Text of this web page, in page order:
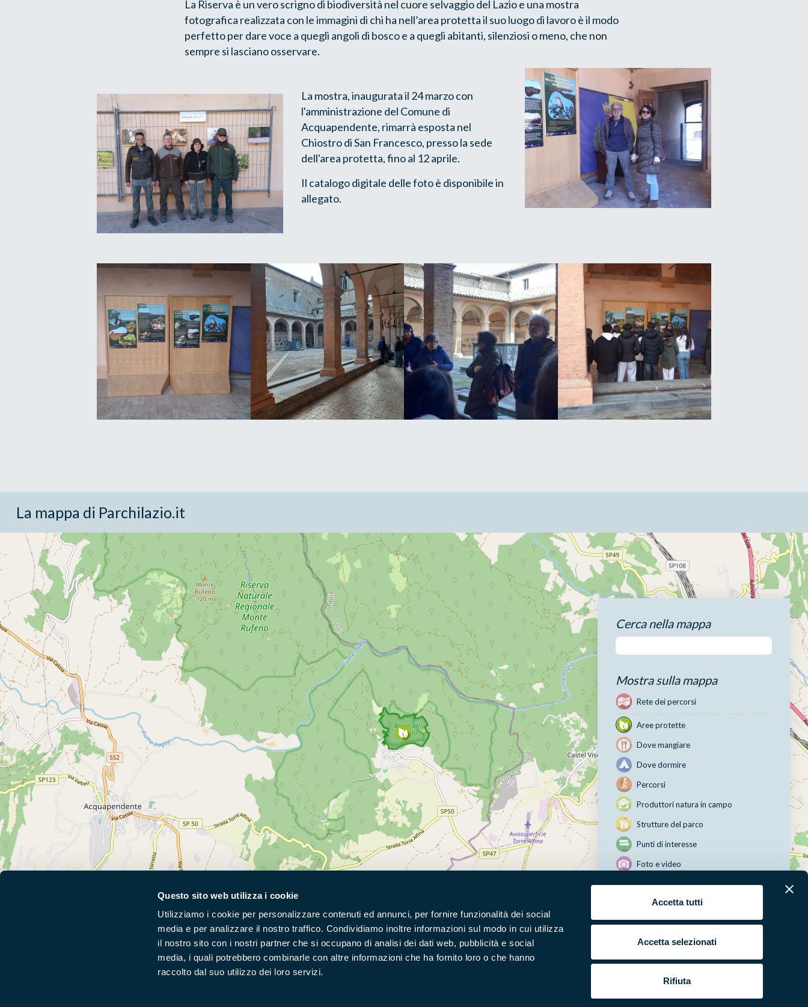
Questo sito web utilizza i cookie
Utilizziamo i cookie per personalizzare contenuti ed annunci, per fornire funzionalità dei social
media e per analizzare il nostro traffico. Condividiamo inoltre informazioni sul modo in cui utilizza
il nostro sito con i nostri partner che si occupano di analisi dei dati web, pubblicità e social
media, i quali potrebbero combinarle con altre informazioni che ha fornito loro o che hanno
raccolto dal suo utilizzo dei loro servizi.
Accetta tutti
Accetta selezionati
Rifiuta
La Riserva è un vero scrigno di biodiversità nel cuore selvaggio del Lazio e una mostra
fotografica realizzata con le immagini di chi ha nell’area protetta il suo luogo di lavoro è il modo
perfetto per dare voce a quegli angoli di bosco e a quegli abitanti, silenziosi o meno, che non
sempre si lasciano osservare.
La mostra, inaugurata il 24 marzo con
l'amministrazione del Comune di
Acquapendente, rimarrà esposta nel
Chiostro di San Francesco, presso la sede
dell'area protetta, fino al 12 aprile.
Il catalogo digitale delle foto è disponibile in
allegato.
La mappa di Parchilazio.it
Leaflet|©OpenStreetMap
Cerca nella mappa
Mostra sulla mappa
Rete dei percorsi
Aree protette
Dove mangiare
Dove dormire
Percorsi
Produttori natura in campo
Strutture del parco
Punti di interesse
Foto e video
Naviga nel sito